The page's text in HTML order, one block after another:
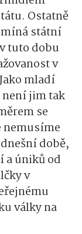
Ostatně
státní
tuto dobu
v
mladí
není jim tak
se
nemusíme
době,
a úniků od
v
války na